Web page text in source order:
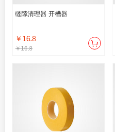
缝隙清理器 开槽器
￥16.8
￥16.8